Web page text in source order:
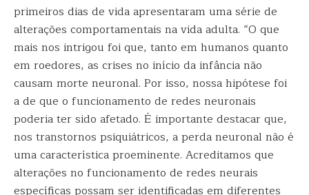
primeiros dias de vida apresentaram uma série de
alterações comportamentais na vida adulta. “O que
mais nos intrigou foi que, tanto em humanos quanto
em roedores, as crises no início da infância não
causam morte neuronal. Por isso, nossa hipótese foi
a de que o funcionamento de redes neuronais
poderia ter sido afetado. É importante destacar que,
nos transtornos psiquiátricos, a perda neuronal não é
uma característica proeminente. Acreditamos que
alterações no funcionamento de redes neurais
específicas possam ser identificadas em diferentes